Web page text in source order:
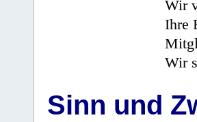
Wir
Ihre
Wir
Sinn und